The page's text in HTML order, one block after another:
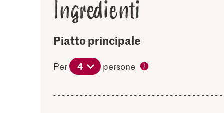
Ingredienti
Piatto principale
Per 4 persone